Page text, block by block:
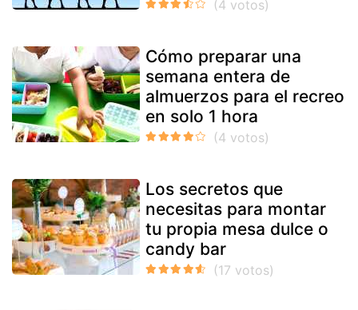
Cómo preparar una
semana entera de
almuerzos para el recreo
en solo 1 hora
Los secretos que
necesitas para montar
tu propia mesa dulce o
candy bar